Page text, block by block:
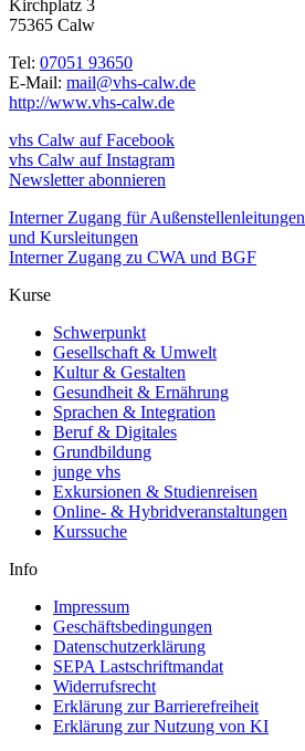
Kirchplatz 3
75365 Calw
Tel: 07051 93650
E-Mail: mail@vhs-calw.de
http://www.vhs-calw.de
vhs Calw auf Facebook
vhs Calw auf Instagram
Newsletter abonnieren
Interner Zugang für Außenstellenleitungen
und Kursleitungen
Interner Zugang zu CWA und BGF
Kurse
Schwerpunkt
Gesellschaft & Umwelt
Kultur & Gestalten
Gesundheit & Ernährung
Sprachen & Integration
Beruf & Digitales
Grundbildung
junge vhs
Exkursionen & Studienreisen
Online- & Hybridveranstaltungen
Kurssuche
Info
Impressum
Geschäftsbedingungen
Datenschutzerklärung
SEPA Lastschriftmandat
Widerrufsrecht
Erklärung zur Barrierefreiheit
Erklärung zur Nutzung von KI